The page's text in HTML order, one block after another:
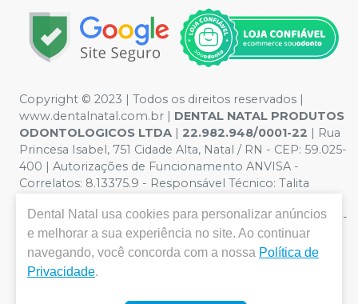
Copyright © 2023 | Todos os direitos reservados |
www.dentalnatal.com.br | DENTAL NATAL PRODUTOS
ODONTOLOGICOS LTDA | 22.982.948/0001-22 | Rua
Princesa Isabel, 751 Cidade Alta, Natal / RN - CEP: 59.025-
400 | Autorizações de Funcionamento ANVISA -
Correlatos: 8.13375.9 - Responsável Técnico: Talita
Privacidade e Segurança - Fotos meramente ilustrativas -
Os preços e condições da loja virtual estão sujeitos a
alterações. Em caso de divergência de preços no site, o
valor válido é o do Carrinho de Compra. Não vendemos
atender compras de grandes volumes pelo site.
Dental Natal usa cookies para personalizar anúncios
e melhorar a sua experiência no site. Ao continuar
navegando, você concorda com a nossa Política de
Privacidade.